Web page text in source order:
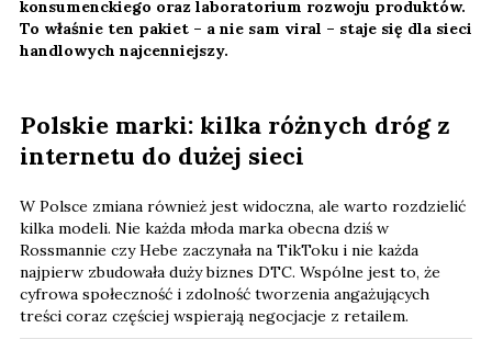
konsumenckiego oraz laboratorium rozwoju produktów.
To właśnie ten pakiet – a nie sam viral – staje się dla sieci
handlowych najcenniejszy.
Polskie marki: kilka różnych dróg z
internetu do dużej sieci
W Polsce zmiana również jest widoczna, ale warto rozdzielić
kilka modeli. Nie każda młoda marka obecna dziś w
Rossmannie czy Hebe zaczynała na TikToku i nie każda
najpierw zbudowała duży biznes DTC. Wspólne jest to, że
cyfrowa społeczność i zdolność tworzenia angażujących
treści coraz częściej wspierają negocjacje z retailem.